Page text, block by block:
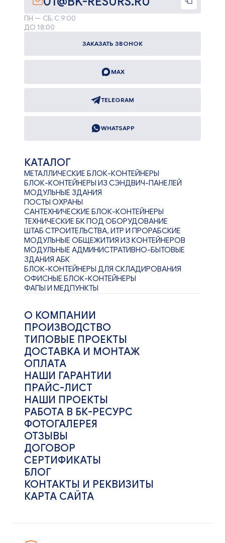
ПН — СБ, С 9:00
ДО 18:00
ЗАКАЗАТЬ ЗВОНОК
MAX
TELEGRAM
WHATSAPP
КАТАЛОГ
МЕТАЛЛИЧЕСКИЕ БЛОК-КОНТЕЙНЕРЫ
БЛОК-КОНТЕЙНЕРЫ ИЗ СЭНДВИЧ-ПАНЕЛЕЙ
МОДУЛЬНЫЕ ЗДАНИЯ
ПОСТЫ ОХРАНЫ
САНТЕХНИЧЕСКИЕ БЛОК-КОНТЕЙНЕРЫ
ТЕХНИЧЕСКИЕ БК ПОД ОБОРУДОВАНИЕ
ШТАБ СТРОИТЕЛЬСТВА, ИТР И ПРОРАБСКИЕ
МОДУЛЬНЫЕ ОБЩЕЖИТИЯ ИЗ КОНТЕЙНЕРОВ
МОДУЛЬНЫЕ АДМИНИСТРАТИВНО-БЫТОВЫЕ
ЗДАНИЯ АБК
БЛОК-КОНТЕЙНЕРЫ ДЛЯ СКЛАДИРОВАНИЯ
ОФИСНЫЕ БЛОК-КОНТЕЙНЕРЫ
ФАПЫ И МЕДПУНКТЫ
О КОМПАНИИ
ПРОИЗВОДСТВО
ТИПОВЫЕ ПРОЕКТЫ
ДОСТАВКА И МОНТАЖ
ОПЛАТА
НАШИ ГАРАНТИИ
ПРАЙС-ЛИСТ
НАШИ ПРОЕКТЫ
РАБОТА В БК-РЕСУРС
ФОТОГАЛЕРЕЯ
ОТЗЫВЫ
ДОГОВОР
СЕРТИФИКАТЫ
БЛОГ
КОНТАКТЫ И РЕКВИЗИТЫ
КАРТА САЙТА